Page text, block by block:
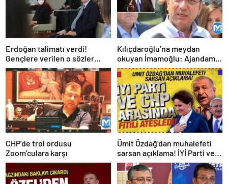
Erdoğan talimatı verdi!
Gençlere verilen o sözler
tutuluyor
Kılıçdaroğlu’na meydan
okuyan İmamoğlu: Ajandamız
olacak ama belli bir günü yok
CHP’de trol ordusu
Zoom’culara karşı
Ümit Özdağ’dan muhalefeti
sarsan açıklama! İYİ Parti ve
CHP arasında fitili ateşledi!